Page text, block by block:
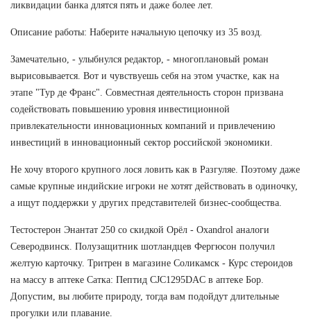
ликвидации банка длятся пять и даже более лет.
Описание работы: Наберите начальную цепочку из 35 возд.
Замечательно, - улыбнулся редактор, - многоплановый роман
вырисовывается. Вот и чувствуешь себя на этом участке, как на
этапе "Тур де Франс". Совместная деятельность сторон призвана
содействовать повышению уровня инвестиционной
привлекательности инновационных компаний и привлечению
инвестиций в инновационный сектор российской экономики.
Не хочу второго крупного лося ловить как в Разгуляе. Поэтому даже
самые крупные индийские игроки не хотят действовать в одиночку,
а ищут поддержки у других представителей бизнес-сообщества.
Тестостерон Энантат 250 со скидкой Орёл - Oxandrol аналоги
Северодвинск. Полузащитник шотландцев Фергюсон получил
желтую карточку. Тритрен в магазине Соликамск - Курс стероидов
на массу в аптеке Сатка: Пептид CJC1295DAC в аптеке Бор.
Допустим, вы любите природу, тогда вам подойдут длительные
прогулки или плавание.